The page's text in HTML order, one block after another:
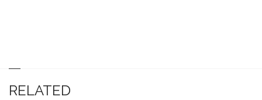
RELATED